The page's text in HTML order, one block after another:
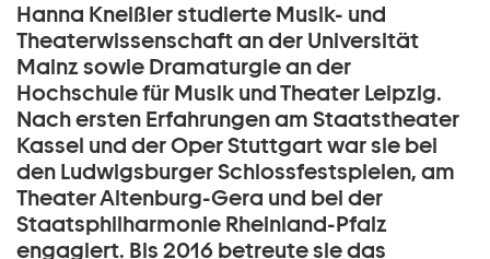
Hanna Kneißler studierte Musik- und
Theaterwissenschaft an der Universität
Mainz sowie Dramaturgie an der
Hochschule für Musik und Theater Leipzig.
Nach ersten Erfahrungen am Staatstheater
Kassel und der Oper Stuttgart war sie bei
den Ludwigsburger Schlossfestspielen, am
Theater Altenburg-Gera und bei der
Staatsphilharmonie Rheinland-Pfalz
engagiert. Bis 2016 betreute sie das